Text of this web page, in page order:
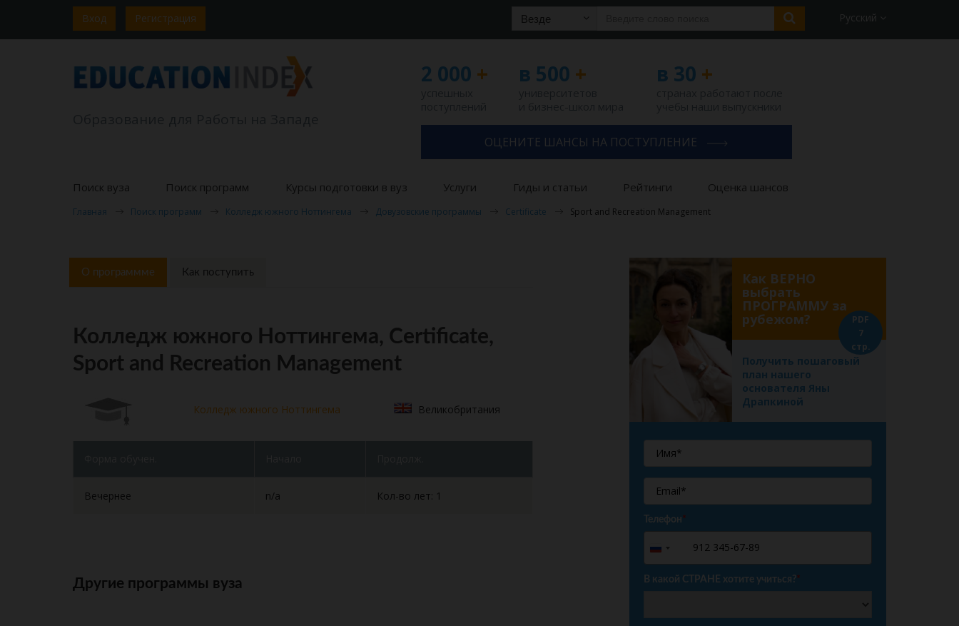
Вход Регистрация Везде Русский
2 000 + в 500 + в 30 +
ОЦЕНИТЕ ШАНСЫ НА ПОСТУПЛЕНИЕ
Поиск вуза Поиск программ Курсы подготовки в вуз Услуги Гиды и статьи Рейтинги Оценка шансов
Главная Поиск программ Колледж южного Ноттингема Довузовские программы Certificate Sport and Recreation Management
О программме Как поступить
Колледж южного Ноттингема, Certificate,
Sport and Recreation Management
Колледж южного Ноттингема Великобритания
Вечернее n/a Кол-во лет: 1
Другие программы вуза
Как ВЕРНО
выбрать
ПРОГРАММУ за
рубежом?
Получить пошаговый
план нашего
основателя Яны
Драпкиной
PDF
7
стр.
Телефон*
Russia
+7
В какой СТРАНЕ хотите учиться?*